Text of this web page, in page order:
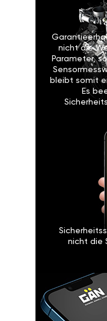
nicht die
Parameter,
bleibt somit
Es
nicht die